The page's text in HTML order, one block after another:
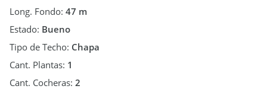
Long. Fondo: 47 m
Estado: Bueno
Tipo de Techo: Chapa
Cant. Plantas: 1
Cant. Cocheras: 2